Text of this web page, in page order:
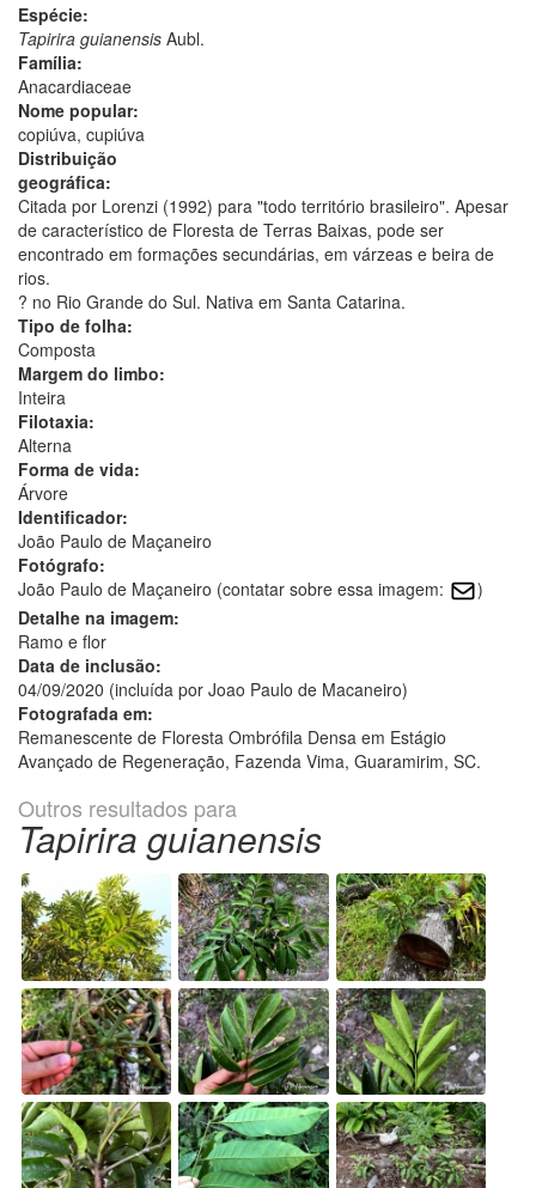
Espécie:
Tapirira guianensis Aubl.
Família:
Anacardiaceae
Nome popular:
copiúva, cupiúva
Distribuição
geográfica:
Citada por Lorenzi (1992) para "todo território brasileiro". Apesar
de característico de Floresta de Terras Baixas, pode ser
encontrado em formações secundárias, em várzeas e beira de
rios.
? no Rio Grande do Sul. Nativa em Santa Catarina.
Tipo de folha:
Composta
Margem do limbo:
Inteira
Filotaxia:
Alterna
Forma de vida:
Árvore
Identificador:
João Paulo de Maçaneiro
Fotógrafo:
João Paulo de Maçaneiro (contatar sobre essa imagem:
)
Detalhe na imagem:
Ramo e flor
Data de inclusão:
04/09/2020 (incluída por Joao Paulo de Macaneiro)
Fotografada em:
Remanescente de Floresta Ombrófila Densa em Estágio
Avançado de Regeneração, Fazenda Vima, Guaramirim, SC.
Outros resultados para
Tapirira guianensis